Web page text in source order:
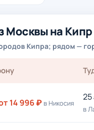
Москвы на
Кипра; рядом —
14 996 ₽ в Никосия
25
в